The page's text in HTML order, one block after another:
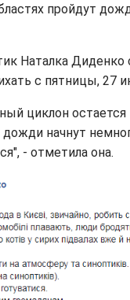
пройдут
Наталка Диденко
с пятницы, 27
циклон
начнут
- отметила она.